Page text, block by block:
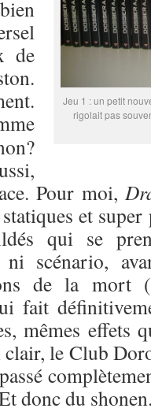
Jeu 1 : un petit
rigolait pas
de
Pour moi,
et
qui se
ni scénario,
de la mort
fait
mêmes effets
clair, le Club
donc du